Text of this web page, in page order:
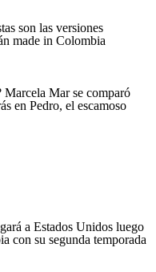
son las versiones
made in Colombia
Marcela Mar se comparó
en Pedro, el escamoso
a Estados Unidos luego
con su segunda temporada